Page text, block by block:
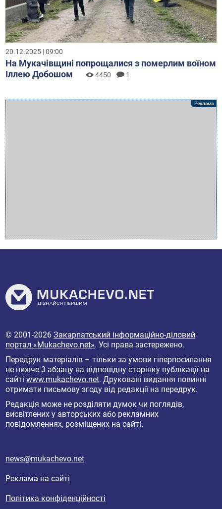
20.12.2025 | 09:00
На Мукачівщині попрощалися з померлим воїном
Іллею Добошом
4450 1
© 2001-2026Закарпатський інформаційно-діловий
портал «Mukachevo.net». Усі права застережено.
Передрук матеріалів – тільки за умови гіперпосилання
не нижче 3 абзацу на відповідну сторінку публікації на
сайтіwww.mukachevo.net. Друковані видання повинні
отримати письмову згоду від редакції на передрук.
Редакція може не розділяти думок чи поглядів,
висвітлених у авторських або рекламних
повідомленнях, розміщених на сайті.
news@mukachevo.net
Реклама на сайті
Політика конфіденційності